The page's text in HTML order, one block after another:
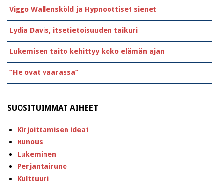
Viggo Wallensköld ja Hypnoottiset sienet
Lydia Davis, itsetietoisuuden taikuri
Lukemisen taito kehittyy koko elämän ajan
”He ovat väärässä”
SUOSITUIMMAT AIHEET
Kirjoittamisen ideat
Runous
Lukeminen
Perjantairuno
Kulttuuri